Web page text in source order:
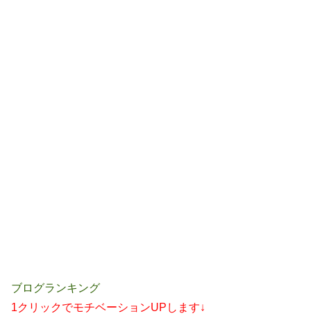
ブログランキング
1クリックでモチベーションUPします↓